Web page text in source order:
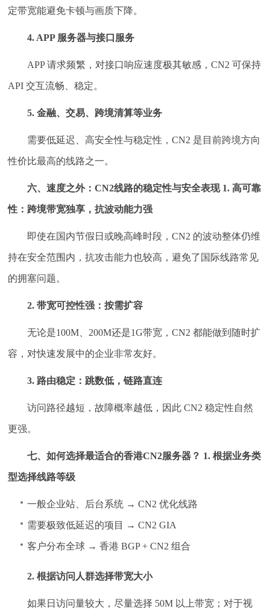
定带宽能避免卡顿与画质下降。
4. APP 服务器与接口服务
APP 请求频繁，对接口响应速度极其敏感，CN2 可保持
API 交互流畅、稳定。
5. 金融、交易、跨境清算等业务
需要低延迟、高安全性与稳定性，CN2 是目前跨境方向
性价比最高的线路之一。
六、速度之外：CN2线路的稳定性与安全表现 1. 高可靠
性：跨境带宽独享，抗波动能力强
即使在国内节假日或晚高峰时段，CN2 的波动整体仍维
持在安全范围内，抗攻击能力也较高，避免了国际线路常见
的拥塞问题。
2. 带宽可控性强：按需扩容
无论是100M、200M还是1G带宽，CN2 都能做到随时扩
容，对快速发展中的企业非常友好。
3. 路由稳定：跳数低，链路直连
访问路径越短，故障概率越低，因此 CN2 稳定性自然
更强。
七、如何选择最适合的香港CN2服务器？ 1. 根据业务类
型选择线路等级
一般企业站、后台系统 → CN2 优化线路
需要极致低延迟的项目 → CN2 GIA
客户分布全球 → 香港 BGP + CN2 组合
2. 根据访问人群选择带宽大小
如果日访问量较大，尽量选择 50M 以上带宽；对于视